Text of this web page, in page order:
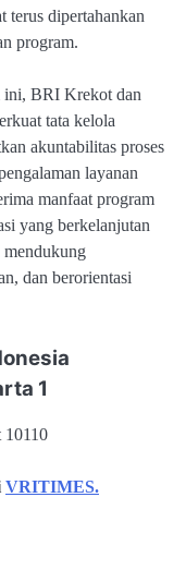
terus dipertahankan
program.
ini, BRI Krekot dan
tata kelola
akuntabilitas proses
layanan
manfaat program
yang berkelanjutan
mendukung
dan berorientasi
1
10110
VRITIMES.